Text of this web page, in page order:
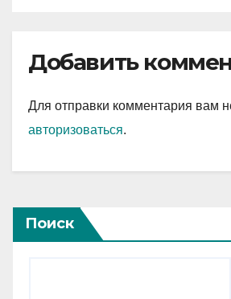
Добавить
Для отправки комментария вам
авторизоваться.
Поиск